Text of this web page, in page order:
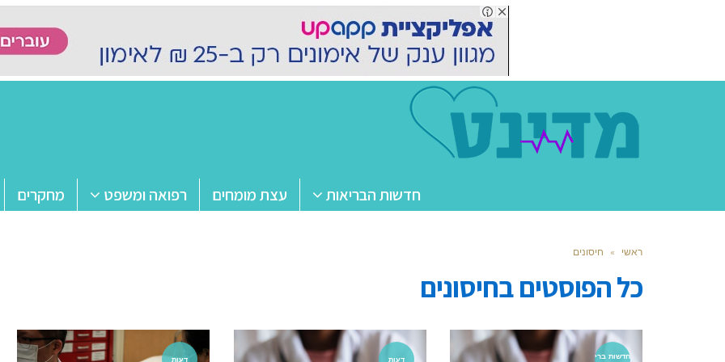
חדשות הבריאות עצת מומחים רפואה ומשפט מחקרים
ראשי » חיסונים
כל הפוסטים בחיסונים
חדשות ברי
דעות דעות